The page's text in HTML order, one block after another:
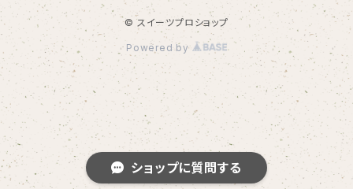
ショップに質問する
カレー © スイーツプロショップ
Powered by